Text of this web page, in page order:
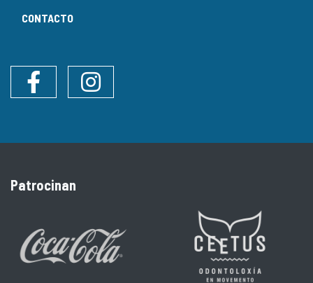
CONTACTO
Instagram
Patrocinan